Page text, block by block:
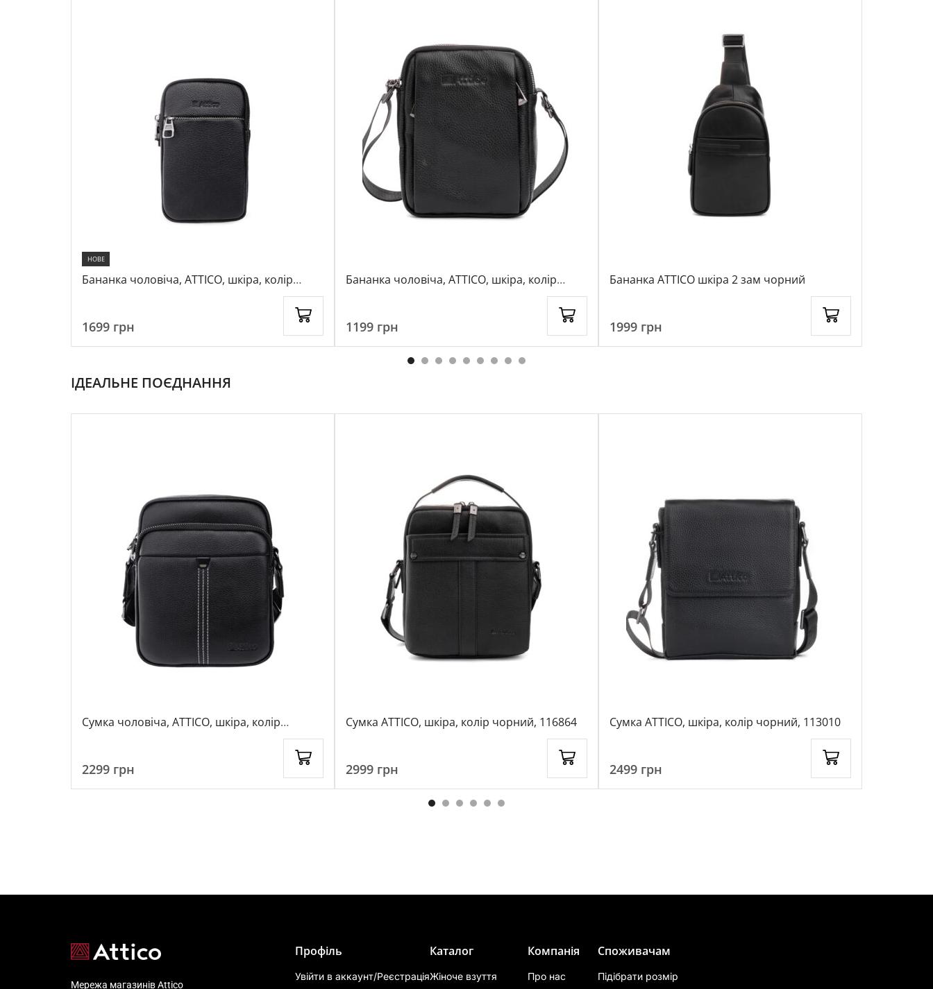
НОВЕ
Бананка чоловіча, ATTICO, шкіра, колір
1699 грн
Бананка чоловіча, ATTICO, шкіра, колір
1199 грн
Бананка ATTICO шкіра 2 зам чорний
1999 грн
ІДЕАЛЬНЕ ПОЄДНАННЯ
Сумка чоловіча, ATTICO, шкіра, колір
2299 грн
Сумка ATTICO, шкіра, колір чорний, 116864
2999 грн
Сумка ATTICO, шкіра, колір чорний, 113010
2499 грн
Мережа магазинів Attico
Профіль
Увійти в аккаунт/Реєстрація
Каталог
Жіноче взуття
Компанія
Про нас
Споживачам
Підібрати розмір